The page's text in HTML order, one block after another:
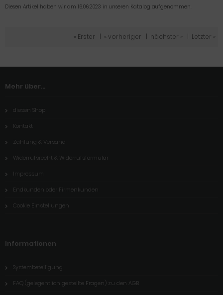
Diesen Artikel haben wir am 16.06.2023 in unseren Katalog aufgenommen.
« Erster « vorheriger nächster » Letzter »
Mehr über...
diesen Shop
Kontakt
Zahlung & Versand
Widerrufsrecht & Widerrufsformular
Impressum
Endkunden oder Firmenkunden
Cookie Einstellungen
Informationen
Systembeteiligung
FAQ (gelegentlich gestellte Fragen) zu den AGB